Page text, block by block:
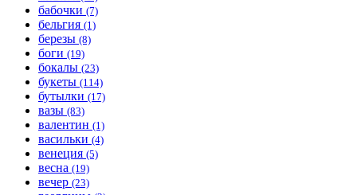
бабочки (7)
бельгия (1)
березы (8)
боги (19)
бокалы (23)
букеты (114)
бутылки (17)
вазы (83)
валентин (1)
васильки (4)
венеция (5)
весна (19)
вечер (23)